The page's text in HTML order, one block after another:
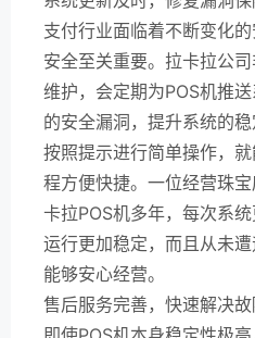
支付行业面临着不断变化
安全至关重要。拉卡拉公
维护，会定期为POS机推
的安全漏洞，提升系统的
按照提示进行简单操作，
程方便快捷。一位经营珠
卡拉POS机多年，每次系
运行更加稳定，而且从未
能够安心经营。
售后服务完善，快速解决